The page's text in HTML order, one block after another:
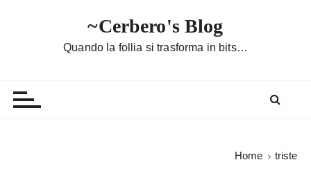
~Cerbero's Blog
Quando la follia si trasforma in bits…
Home triste